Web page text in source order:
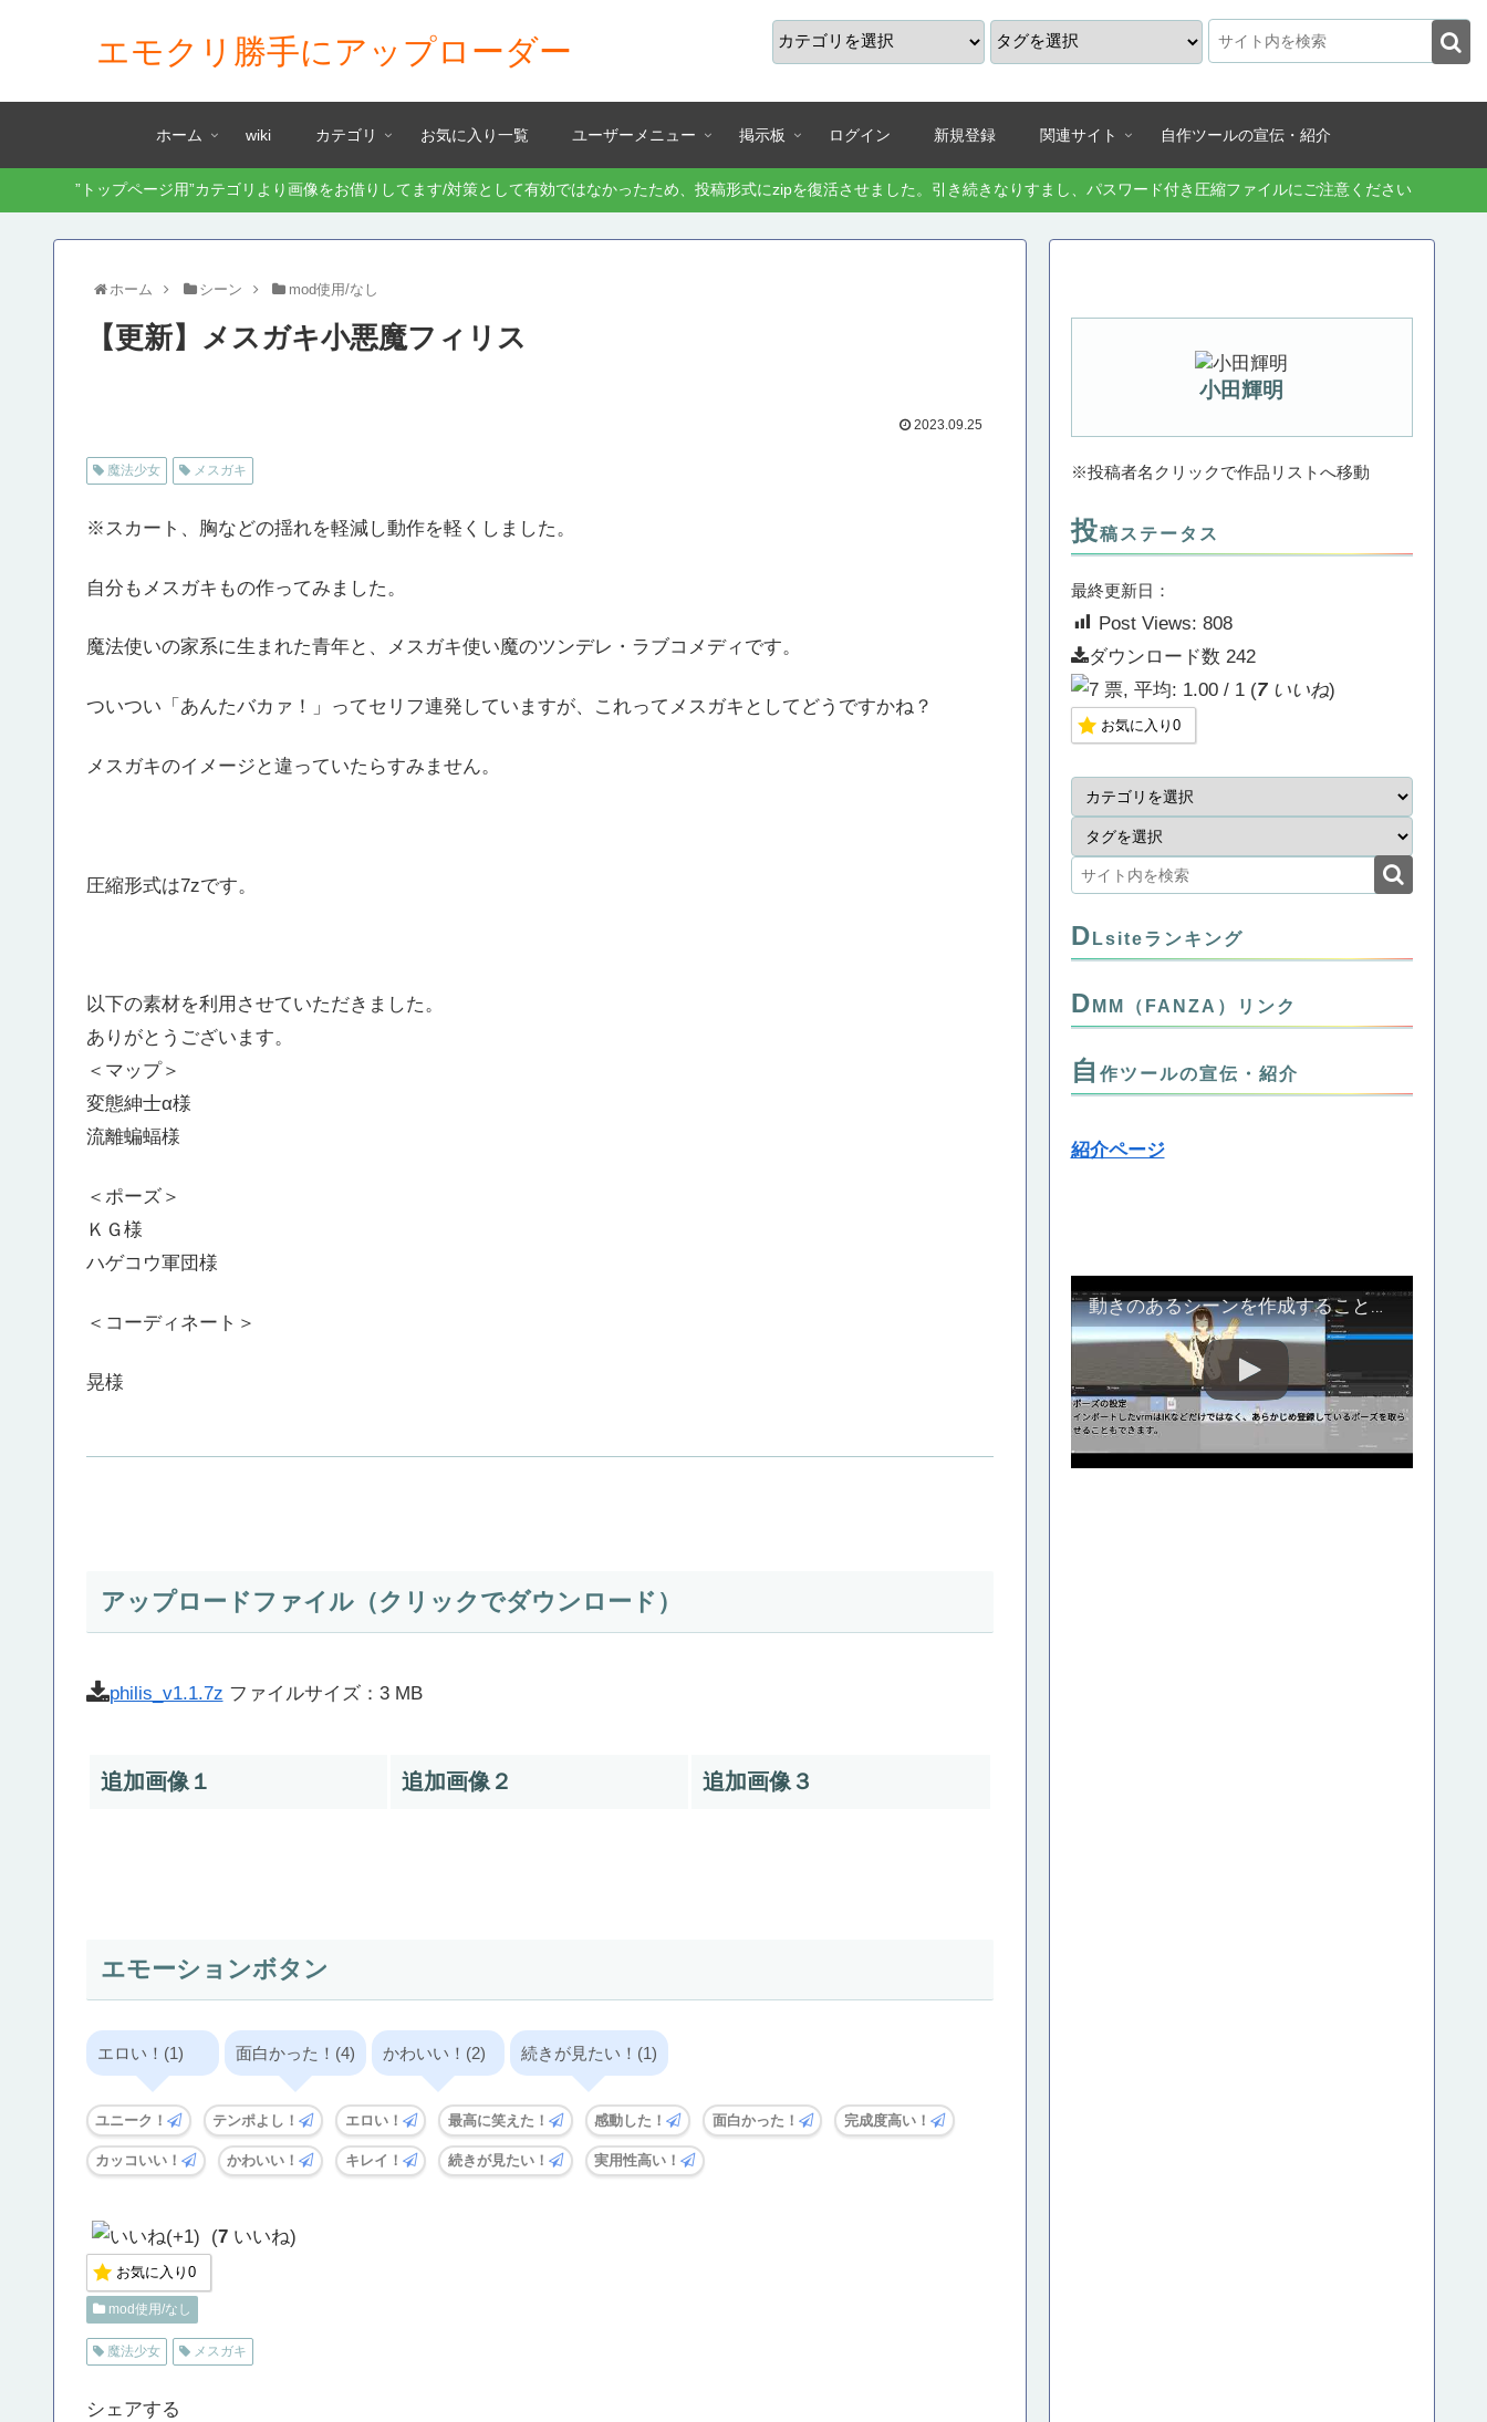
エモクリ勝手にアップローダー
ホーム wiki カテゴリ お気に入り一覧 ユーザーメニュー 掲示板 ログイン 新規登録 関連サイト 自作ツールの宣伝・紹介
”トップページ用”カテゴリより画像をお借りしてます/対策として有効ではなかったため、投稿形式にzipを復活させました。引き続きなりすまし、パスワード付き圧縮ファイルにご注意ください
ホーム シーン mod使用/なし
【更新】メスガキ小悪魔フィリス
2023.09.25
魔法少女 メスガキ
※スカート、胸などの揺れを軽減し動作を軽くしました。
自分もメスガキもの作ってみました。
魔法使いの家系に生まれた青年と、メスガキ使い魔のツンデレ・ラブコメディです。
ついつい「あんたバカァ！」ってセリフ連発していますが、これってメスガキとしてどうですかね？
メスガキのイメージと違っていたらすみません。
圧縮形式は7zです。
以下の素材を利用させていただきました。
ありがとうございます。
＜マップ＞
変態紳士α様
流離蝙蝠様
＜ポーズ＞
ＫＧ様
ハゲコウ軍団様
＜コーディネート＞
晃様
アップロードファイル（クリックでダウンロード）
philis_v1.1.7z ファイルサイズ：3 MB
追加画像１ 追加画像２ 追加画像３
エモーションボタン
エロい！(1) 面白かった！(4) かわいい！(2) 続きが見たい！(1)
ユニーク！ テンポよし！ エロい！ 最高に笑えた！ 感動した！ 面白かった！ 完成度高い！
カッコいい！ かわいい！ キレイ！ 続きが見たい！ 実用性高い！
(7いいね)
お気に入り0
mod使用/なし
魔法少女 メスガキ
シェアする
小田輝明
※投稿者名クリックで作品リストへ移動
投稿ステータス
最終更新日：
Post Views: 808
ダウンロード数 242
(7いいね)
お気に入り0
D Lsiteランキング
D MM（FANZA）リンク
自 作ツールの宣伝・紹介
紹介ページ
動きのあるシーンを作成することのできる自作の３Dスタジオツール、Crend紹介動画_Part1